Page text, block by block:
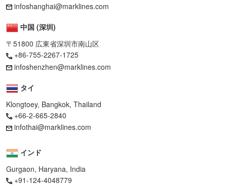
infoshanghai@marklines.com
中国 (深圳)
〒51800 広東省深圳市南山区
+86-755-2267-1725
infoshenzhen@marklines.com
タイ
Klongtoey, Bangkok, Thailand
+66-2-665-2840
infothai@marklines.com
インド
Gurgaon, Haryana, India
+91-124-4048779